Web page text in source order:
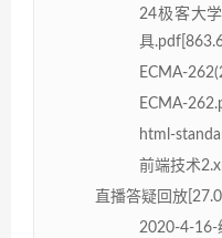
24极客大
具
ECMA-
ECMA-
html-
前端技术
直播答疑回放
2020-4-16-